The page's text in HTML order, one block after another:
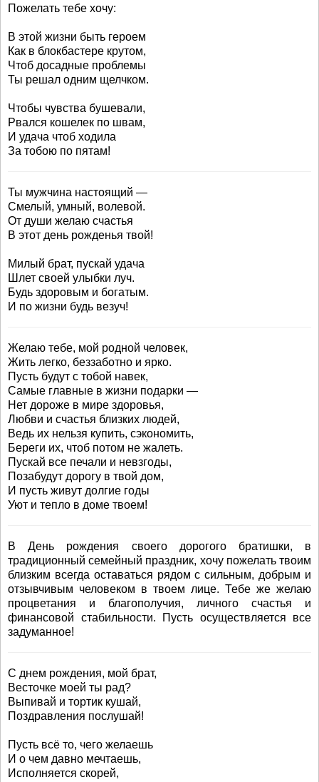
Пожелать тебе хочу:
В этой жизни быть героем
Как в блокбастере крутом,
Чтоб досадные проблемы
Ты решал одним щелчком.
Чтобы чувства бушевали,
Рвался кошелек по швам,
И удача чтоб ходила
За тобою по пятам!
Ты мужчина настоящий —
Смелый, умный, волевой.
От души желаю счастья
В этот день рожденья твой!
Милый брат, пускай удача
Шлет своей улыбки луч.
Будь здоровым и богатым.
И по жизни будь везуч!
Желаю тебе, мой родной человек,
Жить легко, беззаботно и ярко.
Пусть будут с тобой навек,
Самые главные в жизни подарки —
Нет дороже в мире здоровья,
Любви и счастья близких людей,
Ведь их нельзя купить, сэкономить,
Береги их, чтоб потом не жалеть.
Пускай все печали и невзгоды,
Позабудут дорогу в твой дом,
И пусть живут долгие годы
Уют и тепло в доме твоем!
В День рождения своего дорогого братишки, в
традиционный семейный праздник, хочу пожелать твоим
близким всегда оставаться рядом с сильным, добрым и
отзывчивым человеком в твоем лице. Тебе же желаю
процветания и благополучия, личного счастья и
финансовой стабильности. Пусть осуществляется все
задуманное!
С днем рождения, мой брат,
Весточке моей ты рад?
Выпивай и тортик кушай,
Поздравления послушай!
Пусть всё то, чего желаешь
И о чем давно мечтаешь,
Исполняется скорей,